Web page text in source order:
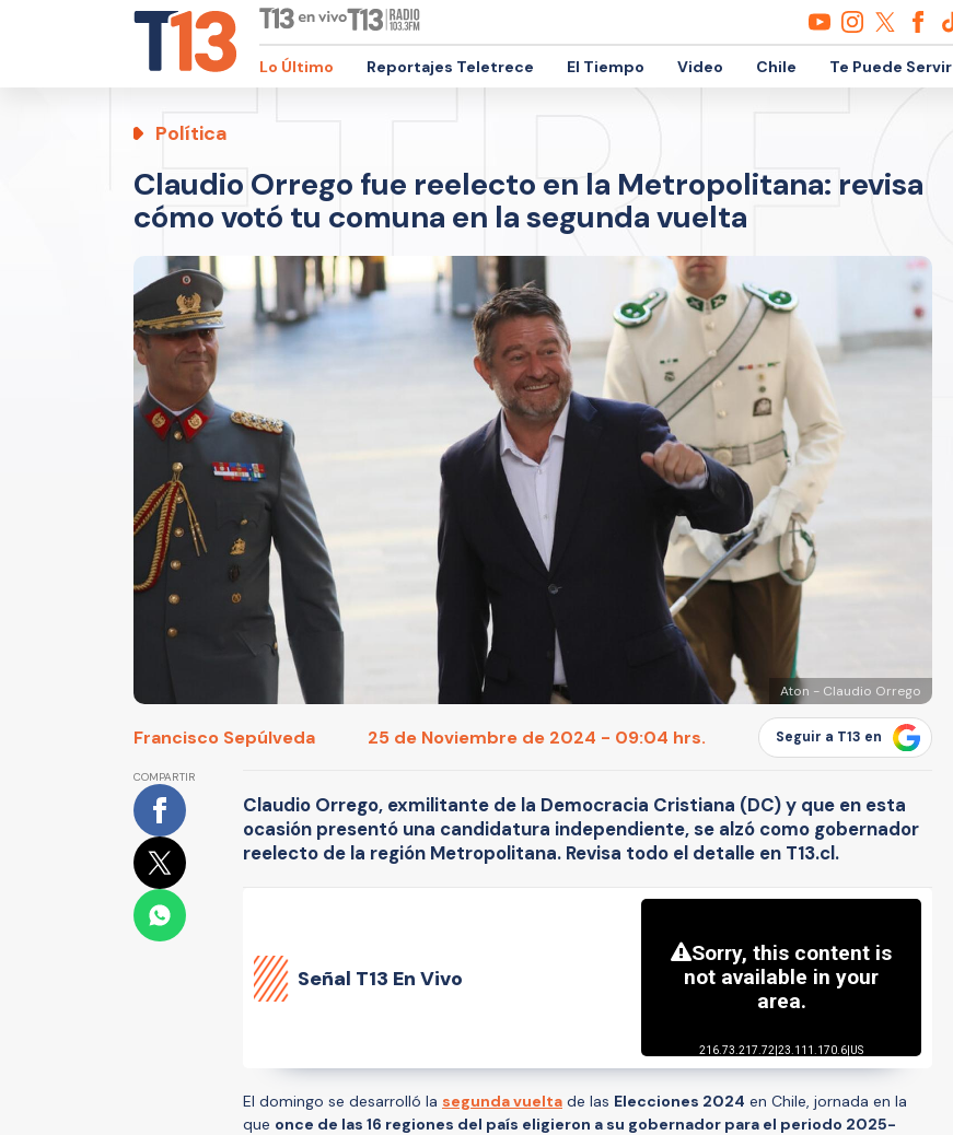
Lo Último Reportajes Teletrece El Tiempo Video Chile Te Puede Servir
Política
Claudio Orrego fue reelecto en la Metropolitana: revisa
cómo votó tu comuna en la segunda vuelta
Aton - Claudio Orrego
Francisco Sepúlveda 25 de Noviembre de 2024 - 09:04 hrs. Seguir a T13 en
COMPARTIR
Claudio Orrego, exmilitante de la Democracia Cristiana (DC) y que en esta
ocasión presentó una candidatura independiente, se alzó como gobernador
reelecto de la región Metropolitana. Revisa todo el detalle en T13.cl.
Señal T13 En Vivo
El domingo se desarrolló la segunda vuelta de las Elecciones 2024 en Chile, jornada en la
que once de las 16 regiones del país eligieron a su gobernador para el periodo 2025-